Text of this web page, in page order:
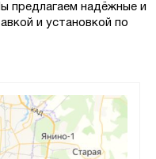
предлагаем надёжные и
и установкой по